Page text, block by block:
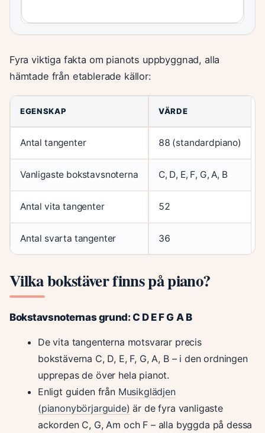
Fyra viktiga fakta om pianots uppbyggnad, alla
hämtade från etablerade källor:
Grundläggande pianoöversikt
EGENSKAP VÄRDE
Antal tangenter 88 (standardpiano)
Vanligaste bokstavsnoterna C, D, E, F, G, A, B
Antal vita tangenter 52
Antal svarta tangenter 36
Vilka bokstäver finns på piano?
Bokstavsnoternas grund: C D E F G A B
De vita tangenterna motsvarar precis
bokstäverna C, D, E, F, G, A, B – i den ordningen
upprepas de över hela pianot.
Enligt guiden från Musikglädjen
(pianonybörjarguide) är de fyra vanligaste
ackorden C, G, Am och F – alla byggda på dessa